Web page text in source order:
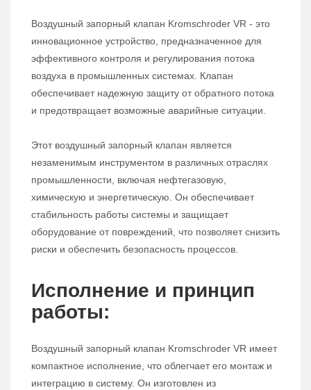
Воздушный запорный клапан Kromschroder VR - это
инновационное устройство, предназначенное для
эффективного контроля и регулирования потока
воздуха в промышленных системах. Клапан
обеспечивает надежную защиту от обратного потока
и предотвращает возможные аварийные ситуации.
Этот воздушный запорный клапан является
незаменимым инструментом в различных отраслях
промышленности, включая нефтегазовую,
химическую и энергетическую. Он обеспечивает
стабильность работы системы и защищает
оборудование от повреждений, что позволяет снизить
риски и обеспечить безопасность процессов.
Исполнение и принцип
работы:
Воздушный запорный клапан Kromschroder VR имеет
компактное исполнение, что облегчает его монтаж и
интеграцию в систему. Он изготовлен из